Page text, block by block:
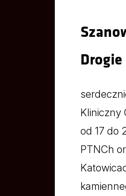
Kliniczny
od 17 do
PTNCh